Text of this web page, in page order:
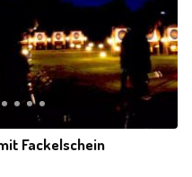
Fackelschein